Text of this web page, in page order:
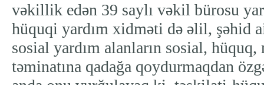
vəkillik edən 39 saylı vəkil bürosu
hüquqi yardım xidməti də əlil, şəhid
sosial yardım alanların sosial,
təminatına qadağa qoydurmaqdan